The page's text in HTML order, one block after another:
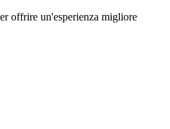
offrire un'esperienza migliore